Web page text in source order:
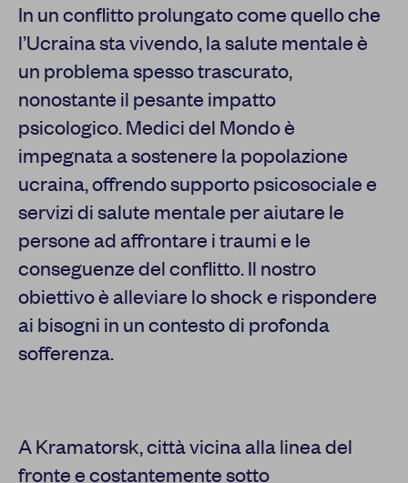
In un conflitto prolungato come quello che
l’Ucraina sta vivendo, la salute mentale è
un problema spesso trascurato,
nonostante il pesante impatto
psicologico. Medici del Mondo è
impegnata a sostenere la popolazione
ucraina, offrendo supporto psicosociale e
servizi di salute mentale per aiutare le
persone ad affrontare i traumi e le
conseguenze del conflitto. Il nostro
obiettivo è alleviare lo shock e rispondere
ai bisogni in un contesto di profonda
sofferenza.
A Kramatorsk, città vicina alla linea del
fronte e costantemente sotto